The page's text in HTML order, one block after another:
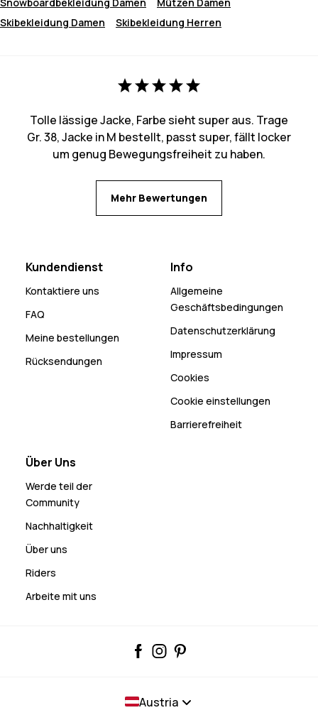
Skibekleidung Damen
Skibekleidung Herren
Tolle lässige Jacke, Farbe sieht super aus. Trage
Gr. 38, Jacke in M bestellt, passt super, fällt locker
um genug Bewegungsfreiheit zu haben.
Mehr Bewertungen
Kundendienst
Kontaktiere uns
FAQ
Meine bestellungen
Rücksendungen
Info
Allgemeine
Geschäftsbedingungen
Datenschutzerklärung
Impressum
Cookies
Cookie einstellungen
Barrierefreiheit
Über Uns
Werde teil der
Community
Nachhaltigkeit
Über uns
Riders
Arbeite mit uns
Austria